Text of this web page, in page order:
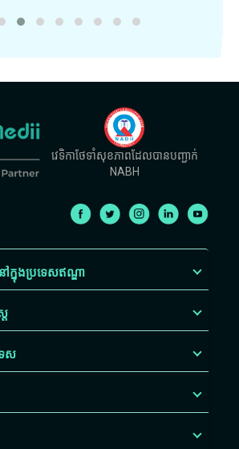
វេទិកាថែទាំសុខភាពដែលបានបញ្ជាក់
NABH
ក្នុងប្រទេសឥណ្ឌា
េស